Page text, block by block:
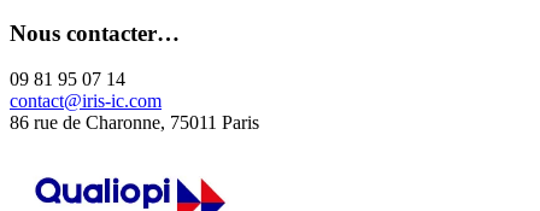
Nous contacter…
09 81 95 07 14
contact@iris-ic.com
86 rue de Charonne, 75011 Paris